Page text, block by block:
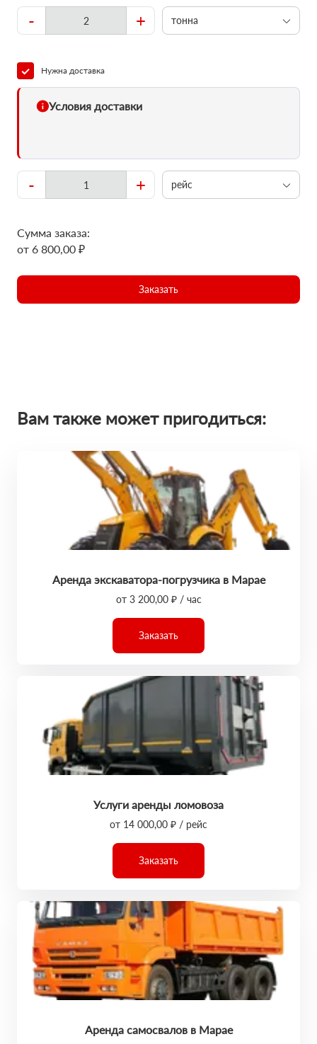
- + тонна
Нужна доставка
Условия доставки
- + рейс
Сумма заказа:
от 6 800,00 ₽
Заказать
Вам также может пригодиться:
Аренда экскаватора-погрузчика в Марае
от 3 200,00 ₽ / час
Заказать
Услуги аренды ломовоза
от 14 000,00 ₽ / рейс
Заказать
Аренда самосвалов в Марае